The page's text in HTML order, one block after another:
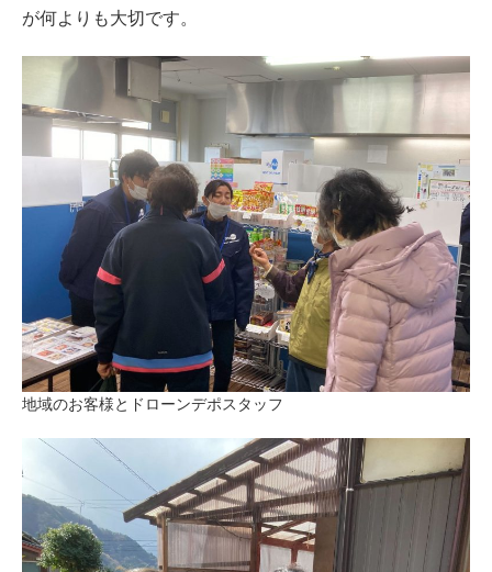
が何よりも大切です。
地域のお客様とドローンデポスタッフ